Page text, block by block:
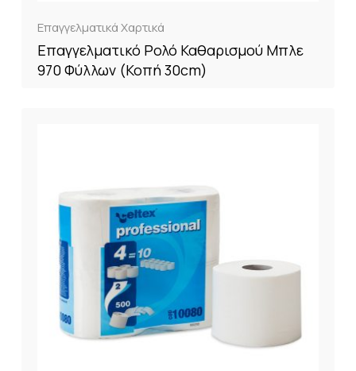
Επαγγελματικά Χαρτικά
Επαγγελματικό Ρολό Καθαρισμού Μπλε
970 Φύλλων (Κοπή 30cm)